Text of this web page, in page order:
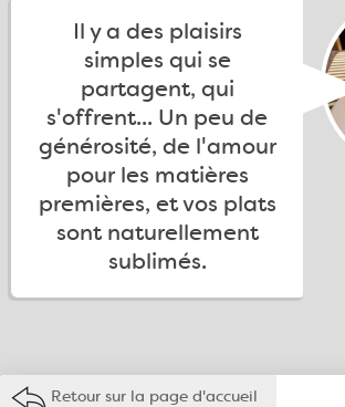
Il y a des plaisirs
simples qui se
partagent, qui
s'offrent... Un peu de
générosité, de l'amour
pour les matières
premières, et vos plats
sont naturellement
sublimés.
Retour sur la page d'accueil